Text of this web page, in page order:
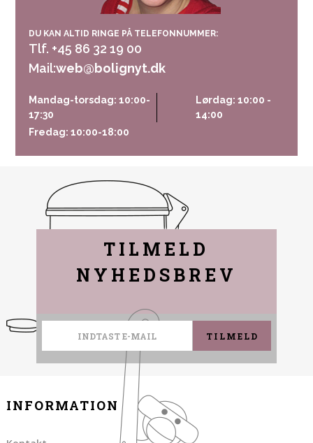
DU KAN ALTID RINGE PÅ TELEFONNUMMER:
Tlf. +45 86 32 19 00
Mail:web@bolignyt.dk
Mandag-torsdag: 10:00-
17:30
Fredag: 10:00-18:00
Lørdag: 10:00 -
14:00
TILMELD
NYHEDSBREV
TILMELD
INFORMATION